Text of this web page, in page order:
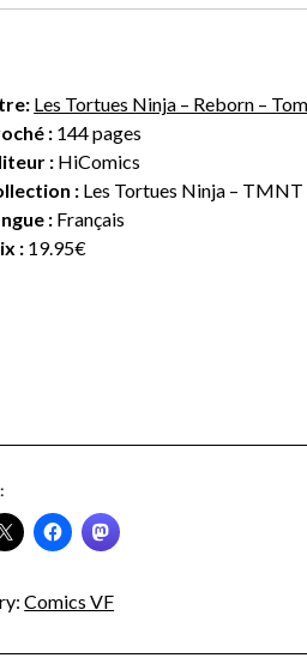
Les Tortues Ninja – Reborn –
: 144 pages
: HiComics
: Les Tortues Ninja – TMNT
: Français
: 19.95€
Comics VF